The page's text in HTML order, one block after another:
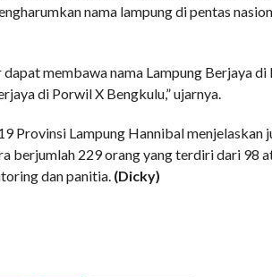
nama lampung di pentas
membawa nama Lampung Berjaya
di Porwil X Bengkulu,” ujarnya.
Provinsi Lampung Hannibal menjelaskan
berjumlah 229 orang yang terdiri dari 98
dan panitia. (Dicky)